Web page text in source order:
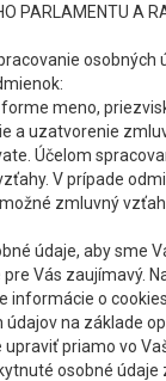
PARLAMENTU A
osobných
meno,
a uzatvorenie
Účelom
V prípade
zmluvný
údaje, aby sme
Vás zaujímavý.
informácie o
na základe
priamo vo
osobné údaje